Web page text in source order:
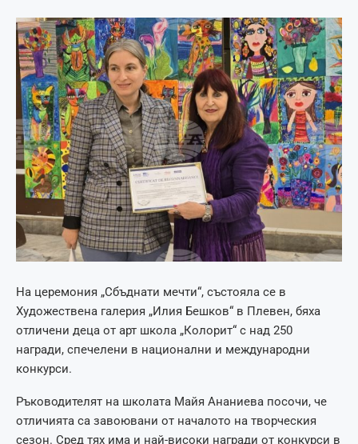
На церемония „Сбъднати мечти“, състояла се в
Художествена галерия „Илия Бешков“ в Плевен, бяха
отличени деца от арт школа „Колорит“ с над 250
награди, спечелени в национални и международни
конкурси.
Ръководителят на школата Майя Ананиева посочи, че
отличията са завоювани от началото на творческия
сезон. Сред тях има и най-високи награди от конкурси в